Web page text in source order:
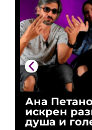
Ана
искрен
душа и